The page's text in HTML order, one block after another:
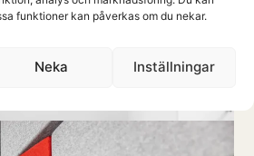
funktioner kan påverkas om du nekar.
Neka Inställningar